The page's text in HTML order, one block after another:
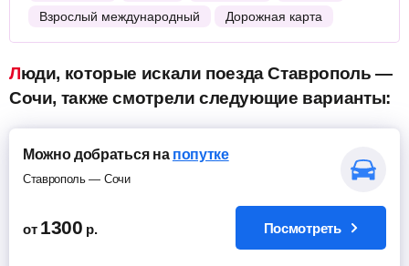
Взрослый международный
Дорожная карта
Люди, которые искали поезда Ставрополь —
Сочи, также смотрели следующие варианты:
Можно добраться на попутке
Ставрополь — Сочи
от 1300 р. Посмотреть